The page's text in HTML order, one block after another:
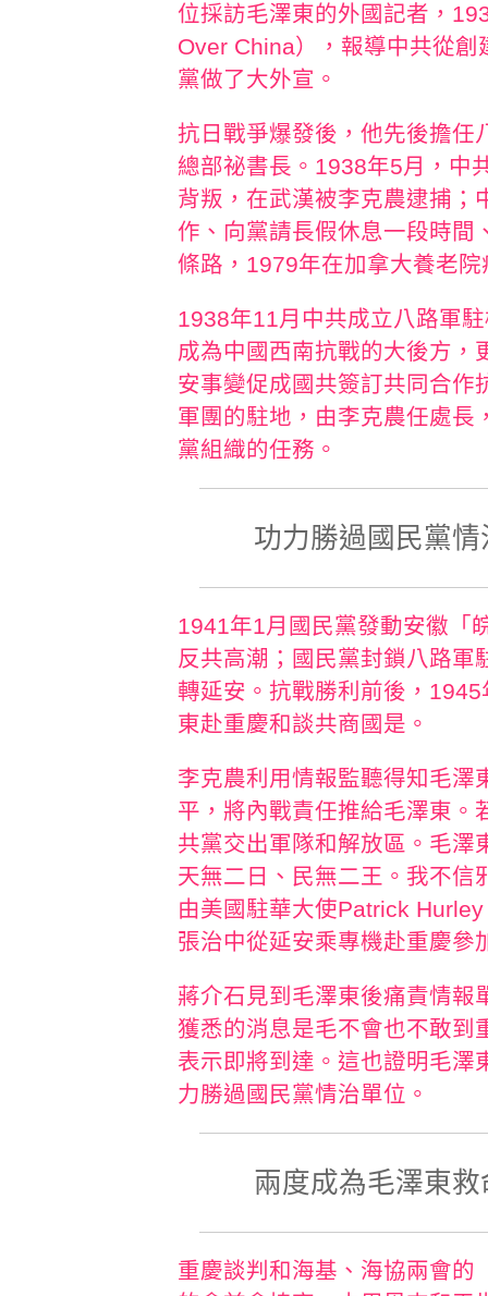
位採訪毛澤東的外國記者，
Over China），報導中共從
黨做了大外宣。
抗日戰爭爆發後，他先後擔任
總部祕書長。1938年5月，中
背叛，在武漢被李克農逮捕；
作、向黨請長假休息一段時間
條路，1979年在加拿大養老院
1938年11月中共成立八路軍
成為中國西南抗戰的大後方，
安事變促成國共簽訂共同合作
軍團的駐地，由李克農任處長
黨組織的任務。
功力勝過國民黨情
1941年1月國民黨發動安徽「
反共高潮；國民黨封鎖八路軍
轉延安。抗戰勝利前後，
東赴重慶和談共商國是。
李克農利用情報監聽得知毛澤
平，將內戰責任推給毛澤東。
共黨交出軍隊和解放區。毛澤
天無二日、民無二王。我不信
由美國駐華大使Patrick
張治中從延安乘專機赴重慶參
蔣介石見到毛澤東後痛責情報
獲悉的消息是毛不會也不敢到
表示即將到達。這也證明毛澤
力勝過國民黨情治單位。
兩度成為毛澤東
重慶談判和海基、海協兩會的